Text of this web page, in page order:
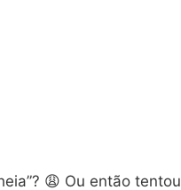
😩 Ou então tentou